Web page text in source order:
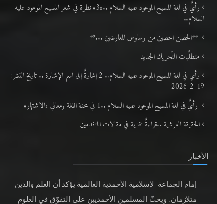
رأيٌ في لغة المسيح الموعود عليه السلام ..«3» نظرة في شعر المسيح الموعود عليه
السلام..
**الحصن الحصين من وساوس المعارضين ...**
متطلَّبات التّحريك الجديد
رأي في لغة المسيح الموعود عليه السلام.. 2 إشارةٌ إلى اسم الإشارة .. تاريخ النشر:
19-2-2026
رأيٌ في لغة المسيح الموعود عليه السلام ..1 في محنة اللغة ومعاني «الاشتهار»
الحقيقة العرشية ..قراءةٌ نقدية في مقالات المتقدمين
الأخبار
إمام الجماعة الإسلامية الأحمدية العالمية يؤكد أن العلم والدين
متلازمان، ويحثّ المسلمين الأحمديين على التفوّق في العلوم